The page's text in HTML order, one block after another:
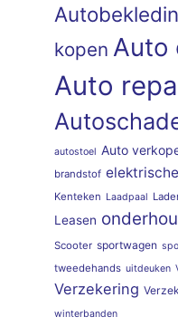
kopen Auto
Auto
autostoel Auto
brandstof
Kenteken Laadpaal
Leasen
Scooter sportwagen
tweedehands uitdeuken
Verzekering
winterbanden